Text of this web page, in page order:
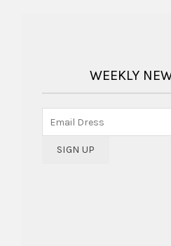
WEEKLY